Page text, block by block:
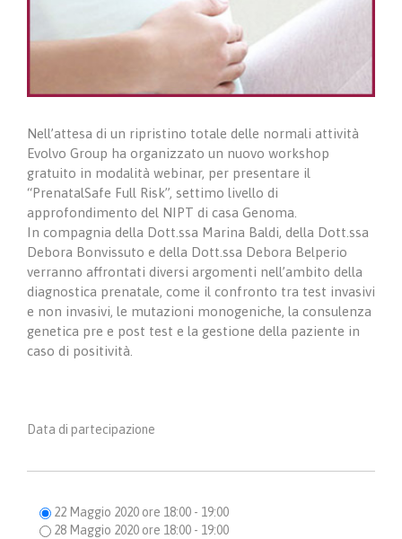
Nell’attesa di un ripristino totale delle normali attività
Evolvo Group ha organizzato un nuovo workshop
gratuito in modalità webinar, per presentare il
“PrenatalSafe Full Risk”, settimo livello di
approfondimento del NIPT di casa Genoma.
In compagnia della Dott.ssa Marina Baldi, della Dott.ssa
Debora Bonvissuto e della Dott.ssa Debora Belperio
verranno affrontati diversi argomenti nell’ambito della
diagnostica prenatale, come il confronto tra test invasivi
e non invasivi, le mutazioni monogeniche, la consulenza
genetica pre e post test e la gestione della paziente in
caso di positività.
Data di partecipazione
22 Maggio 2020 ore 18:00 - 19:00
28 Maggio 2020 ore 18:00 - 19:00